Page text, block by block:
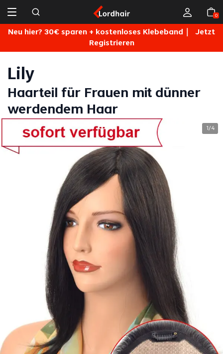
0
Neu hier? 30€ sparen + kostenloses Klebeband｜
Jetzt
Registrieren
Lily
Haarteil für Frauen mit dünner
werdendem Haar
1/4